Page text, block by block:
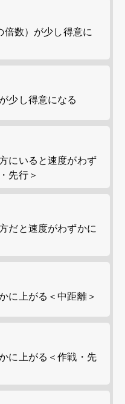
数）が少し得意に
少し得意になる
にいると速度がわず
先行＞
だと速度がわずかに
に上がる＜中距離＞
に上がる＜作戦・先